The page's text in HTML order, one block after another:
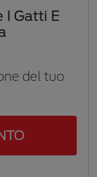
I Gatti E
del tuo